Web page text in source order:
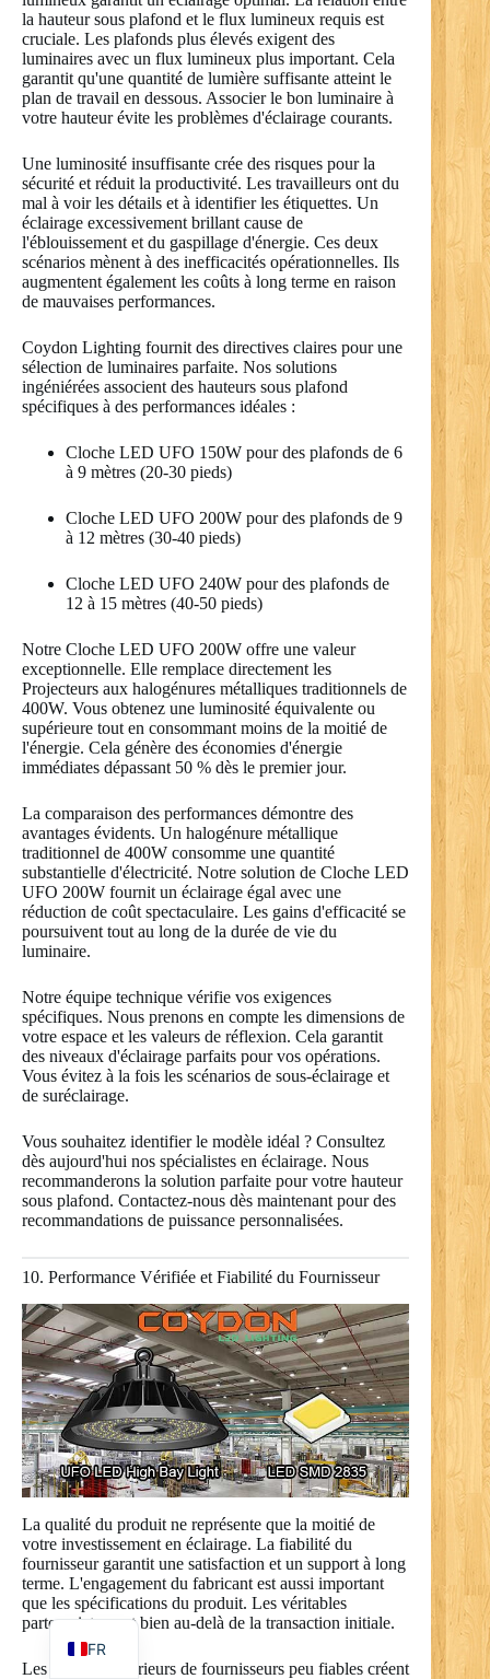
la hauteur sous plafond et le flux lumineux requis est
cruciale. Les plafonds plus élevés exigent des
luminaires avec un flux lumineux plus important. Cela
garantit qu'une quantité de lumière suffisante atteint le
plan de travail en dessous. Associer le bon luminaire à
votre hauteur évite les problèmes d'éclairage courants.
Une luminosité insuffisante crée des risques pour la
sécurité et réduit la productivité. Les travailleurs ont du
mal à voir les détails et à identifier les étiquettes. Un
éclairage excessivement brillant cause de
l'éblouissement et du gaspillage d'énergie. Ces deux
scénarios mènent à des inefficacités opérationnelles. Ils
augmentent également les coûts à long terme en raison
de mauvaises performances.
Coydon Lighting fournit des directives claires pour une
sélection de luminaires parfaite. Nos solutions
ingéniérées associent des hauteurs sous plafond
spécifiques à des performances idéales :
Cloche LED UFO 150W pour des plafonds de 6
à 9 mètres (20-30 pieds)
Cloche LED UFO 200W pour des plafonds de 9
à 12 mètres (30-40 pieds)
Cloche LED UFO 240W pour des plafonds de
12 à 15 mètres (40-50 pieds)
Notre Cloche LED UFO 200W offre une valeur
exceptionnelle. Elle remplace directement les
Projecteurs aux halogénures métalliques traditionnels de
400W. Vous obtenez une luminosité équivalente ou
supérieure tout en consommant moins de la moitié de
l'énergie. Cela génère des économies d'énergie
immédiates dépassant 50 % dès le premier jour.
La comparaison des performances démontre des
avantages évidents. Un halogénure métallique
traditionnel de 400W consomme une quantité
substantielle d'électricité. Notre solution de Cloche LED
UFO 200W fournit un éclairage égal avec une
réduction de coût spectaculaire. Les gains d'efficacité se
poursuivent tout au long de la durée de vie du
luminaire.
Notre équipe technique vérifie vos exigences
spécifiques. Nous prenons en compte les dimensions de
votre espace et les valeurs de réflexion. Cela garantit
des niveaux d'éclairage parfaits pour vos opérations.
Vous évitez à la fois les scénarios de sous-éclairage et
de suréclairage.
Vous souhaitez identifier le modèle idéal ? Consultez
dès aujourd'hui nos spécialistes en éclairage. Nous
recommanderons la solution parfaite pour votre hauteur
sous plafond. Contactez-nous dès maintenant pour des
recommandations de puissance personnalisées.
10. Performance Vérifiée et Fiabilité du Fournisseur
La qualité du produit ne représente que la moitié de
votre investissement en éclairage. La fiabilité du
fournisseur garantit une satisfaction et un support à long
terme. L'engagement du fabricant est aussi important
que les spécifications du produit. Les véritables
partenariats vont bien au-delà de la transaction initiale.
Les produits inférieurs de fournisseurs peu fiables créent
FR
EN
ES
RU
DE
IT
UK
NL
PL
RO